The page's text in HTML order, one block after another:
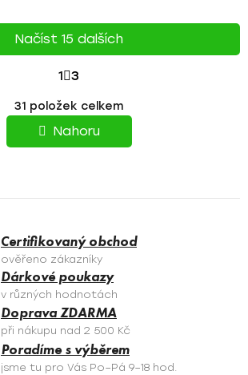
v
l
á
c
r
v
k
y
v
ý
p
Načíst 15 dalších
S
T
R
Á
K
O
V
Á
N
Í
1 3
31 položek celkem
Nahoru
Certifikovaný obchod
ověřeno zákazníky
Dárkové poukazy
v různých hodnotách
Doprava ZDARMA
při nákupu nad 2 500 Kč
Poradíme s výběrem
jsme tu pro Vás Po–Pá 9–18 hod.